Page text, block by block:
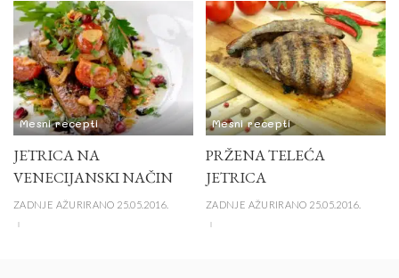
Mesni recepti
JETRICA NA
VENECIJANSKI NAČIN
ZADNJE AŽURIRANO 25.05.2016.
Mesni recepti
PRŽENA TELEĆA
JETRICA
ZADNJE AŽURIRANO 25.05.2016.